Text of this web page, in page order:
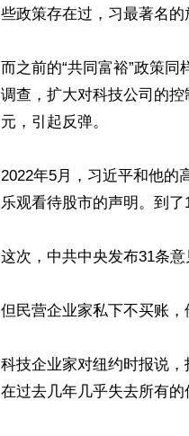
些政策存在过，习最著名的
而之前的“共同富裕”政策
调查，扩大对科技公司的
元，引起反弹。
2022年5月，习近平和他的
乐观看待股市的声明。到了
这次，中共中央发布31条
但民营企业家私下不买账，
科技企业家对纽约时报说
在过去几年几乎失去所有的